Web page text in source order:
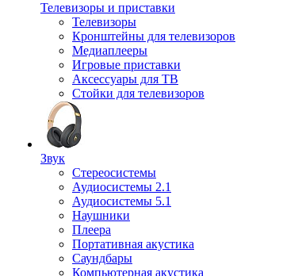
Телевизоры и приставки
Телевизоры
Кронштейны для телевизоров
Медиаплееры
Игровые приставки
Аксессуары для ТВ
Стойки для телевизоров
Звук
Стереосистемы
Аудиосистемы 2.1
Аудиосистемы 5.1
Наушники
Плеера
Портативная акустика
Саундбары
Компьютерная акустика